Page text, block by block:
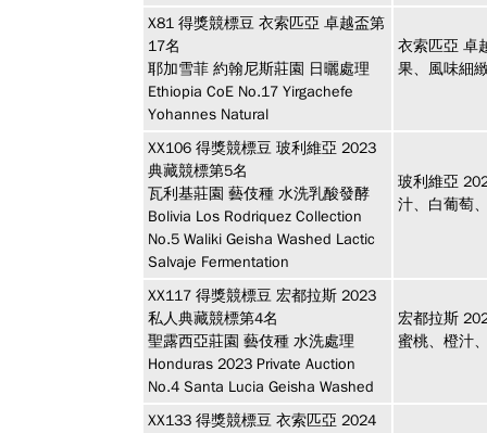
X81 得獎競標豆 衣索匹亞 卓越盃第
17名
耶加雪菲 約翰尼斯莊園 日曬處理
Ethiopia CoE No.17 Yirgachefe
Yohannes Natural
衣索匹亞 卓
果、風味細
XX106 得獎競標豆 玻利維亞 2023
典藏競標第5名
瓦利基莊園 藝伎種 水洗乳酸發酵
Bolivia Los Rodriquez Collection
No.5 Waliki Geisha Washed Lactic
Salvaje Fermentation
玻利維亞
汁、白葡萄
XX117 得獎競標豆 宏都拉斯 2023
私人典藏競標第4名
聖露西亞莊園 藝伎種 水洗處理
Honduras 2023 Private Auction
No.4 Santa Lucia Geisha Washed
宏都拉斯
蜜桃、橙汁
XX133 得獎競標豆 衣索匹亞 2024